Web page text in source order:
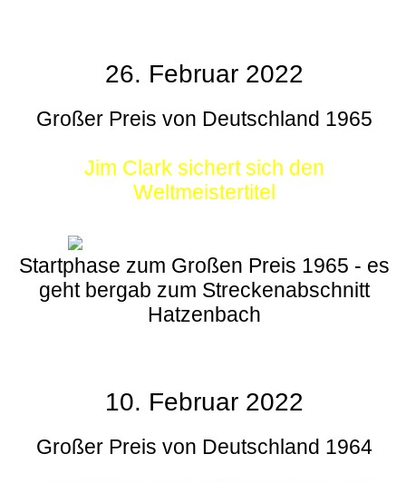
26. Februar 2022
Großer Preis von Deutschland 1965
Jim Clark sichert sich den
Weltmeistertitel
Startphase zum Großen Preis 1965 - es
geht bergab zum Streckenabschnitt
Hatzenbach
10. Februar 2022
Großer Preis von Deutschland 1964